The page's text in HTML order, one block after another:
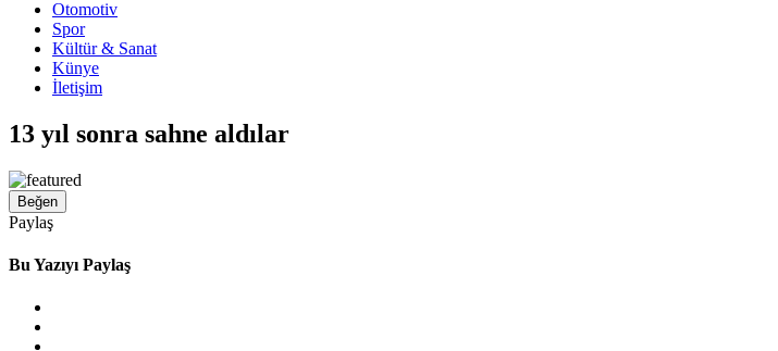
Otomotiv
Spor
Kültür & Sanat
Künye
İletişim
13 yıl sonra sahne aldılar
Beğen
Paylaş
Bu Yazıyı Paylaş